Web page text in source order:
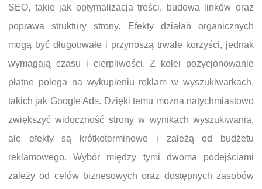
SEO, takie jak optymalizacja treści, budowa linków oraz
poprawa struktury strony. Efekty działań organicznych
mogą być długotrwałe i przynoszą trwałe korzyści, jednak
wymagają czasu i cierpliwości. Z kolei pozycjonowanie
płatne polega na wykupieniu reklam w wyszukiwarkach,
takich jak Google Ads. Dzięki temu można natychmiastowo
zwiększyć widoczność strony w wynikach wyszukiwania,
ale efekty są krótkoterminowe i zależą od budżetu
reklamowego. Wybór między tymi dwoma podejściami
zależy od celów biznesowych oraz dostępnych zasobów